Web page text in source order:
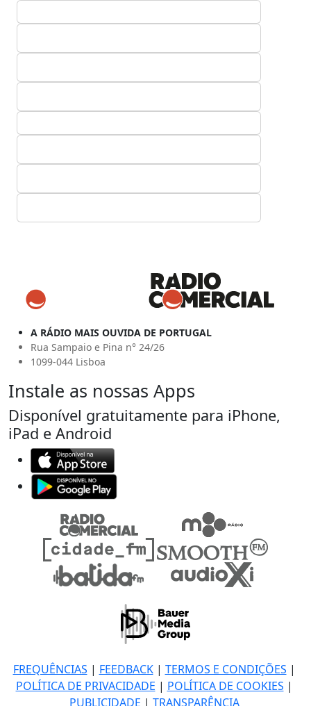
A RÁDIO MAIS OUVIDA DE PORTUGAL
Rua Sampaio e Pina n° 24/26
1099-044 Lisboa
Instale as nossas Apps
Disponível gratuitamente para iPhone,
iPad e Android
FREQUÊNCIAS | FEEDBACK| TERMOS E CONDIÇÕES |
POLÍTICA DE PRIVACIDADE | POLÍTICA DE COOKIES |
PUBLICIDADE | TRANSPARÊNCIA